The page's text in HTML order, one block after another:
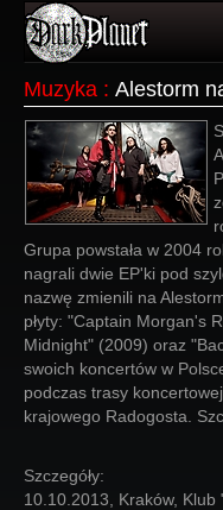
Użytkownicy
Wydarzenia
Galeria
Forum
Więcej
Login
Muzyka : Alestorm
Grupa powstała w 2004
nagrali dwie EP'ki pod
nazwę zmienili na
płyty: "Captain Morgan's
Midnight" (2009) oraz
swoich koncertów w
podczas trasy
krajowego Radogosta.
Szczegóły:
10.10.2013, Kraków, Klub